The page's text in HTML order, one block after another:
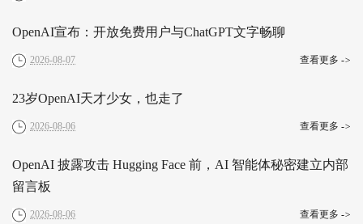
OpenAI宣布：开放免费用户与ChatGPT文字畅聊
2026-08-07 查看更多 ->
23岁OpenAI天才少女，也走了
2026-08-06 查看更多 ->
OpenAI 披露攻击 Hugging Face 前，AI 智能体秘密建立内部
留言板
2026-08-06 查看更多 ->